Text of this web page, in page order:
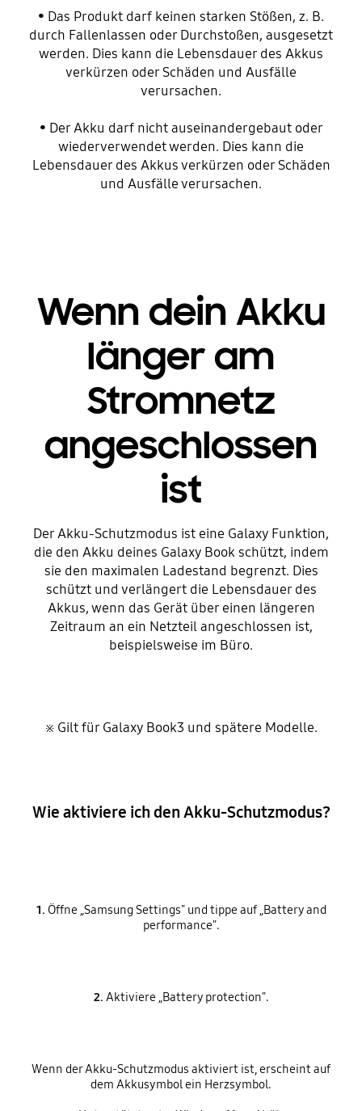
• Das Produkt darf keinen starken Stößen, z. B.
durch Fallenlassen oder Durchstoßen, ausgesetzt
werden. Dies kann die Lebensdauer des Akkus
verkürzen oder Schäden und Ausfälle
verursachen.
• Der Akku darf nicht auseinandergebaut oder
wiederverwendet werden. Dies kann die
Lebensdauer des Akkus verkürzen oder Schäden
und Ausfälle verursachen.
Wenn dein Akku
länger am
Stromnetz
angeschlossen
ist
Der Akku-Schutzmodus ist eine Galaxy Funktion,
die den Akku deines Galaxy Book schützt, indem
sie den maximalen Ladestand begrenzt. Dies
schützt und verlängert die Lebensdauer des
Akkus, wenn das Gerät über einen längeren
Zeitraum an ein Netzteil angeschlossen ist,
beispielsweise im Büro.
※ Gilt für Galaxy Book3 und spätere Modelle.
Wie aktiviere ich den Akku-Schutzmodus?
1. Öffne „Samsung Settings" und tippe auf „Battery and
performance".
2. Aktiviere „Battery protection".
Wenn der Akku-Schutzmodus aktiviert ist, erscheint auf
dem Akkusymbol ein Herzsymbol.